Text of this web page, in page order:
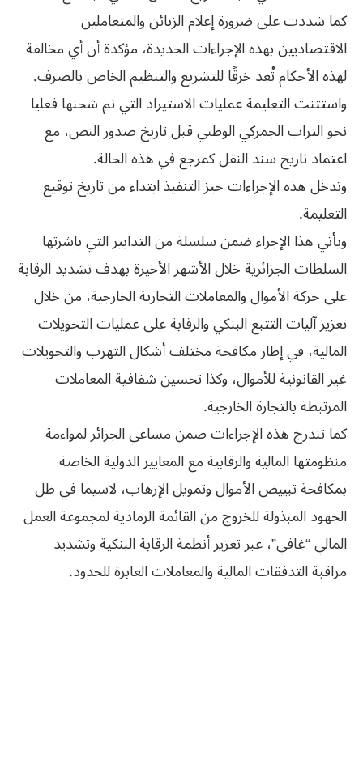
كما شددت على ضرورة إعلام الزبائن والمتعاملين
الاقتصاديين بهذه الإجراءات الجديدة، مؤكدة أن أي مخالفة
لهذه الأحكام تُعد خرقًا للتشريع والتنظيم الخاص بالصرف.
واستثنت التعليمة عمليات الاستيراد التي تم شحنها فعليا
نحو التراب الجمركي الوطني قبل تاريخ صدور النص، مع
اعتماد تاريخ سند النقل كمرجع في هذه الحالة.
وتدخل هذه الإجراءات حيز التنفيذ ابتداء من تاريخ توقيع
التعليمة.
ويأتي هذا الإجراء ضمن سلسلة من التدابير التي باشرتها
السلطات الجزائرية خلال الأشهر الأخيرة بهدف تشديد الرقابة
على حركة الأموال والمعاملات التجارية الخارجية، من خلال
تعزيز آليات التتبع البنكي والرقابة على عمليات التحويلات
المالية، في إطار مكافحة مختلف أشكال التهرب والتحويلات
غير القانونية للأموال، وكذا تحسين شفافية المعاملات
المرتبطة بالتجارة الخارجية.
كما تندرج هذه الإجراءات ضمن مساعي الجزائر لمواءمة
منظومتها المالية والرقابية مع المعايير الدولية الخاصة
بمكافحة تبييض الأموال وتمويل الإرهاب، لاسيما في ظل
الجهود المبذولة للخروج من القائمة الرمادية لمجموعة العمل
المالي “غافي”، عبر تعزيز أنظمة الرقابة البنكية وتشديد
مراقبة التدفقات المالية والمعاملات العابرة للحدود.